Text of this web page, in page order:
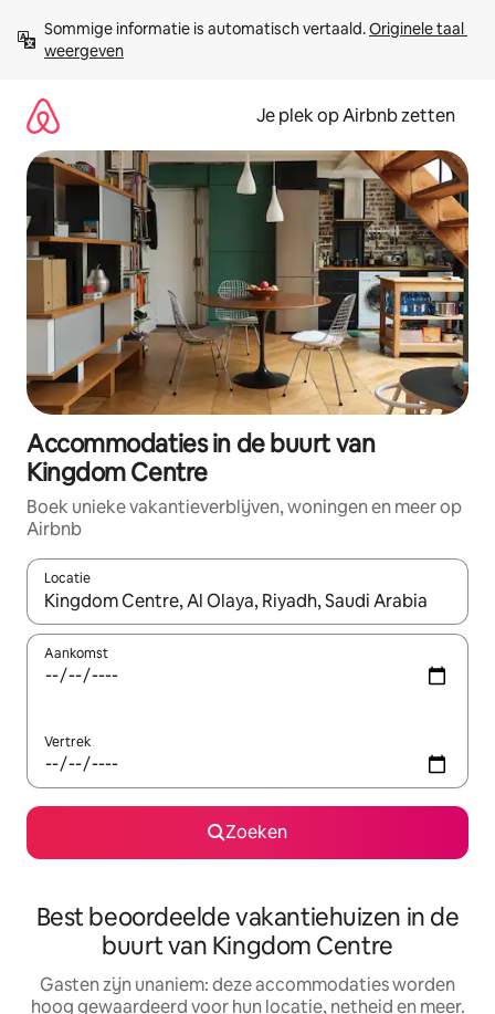
direct
naar
Sommige informatie is automatisch vertaald. Originele taal
weergeven
Je plek op Airbnb zetten
Accommodaties in de buurt van
Kingdom Centre
Boek unieke vakantieverblijven, woningen en meer op
Airbnb
Locatie
Wanneer er resultaten beschikbaar zijn, maak je een keuze
Aankomst
Vertrek
Zoeken
Best beoordeelde vakantiehuizen in de
buurt van Kingdom Centre
Gasten zijn unaniem: deze accommodaties worden
hoog gewaardeerd voor hun locatie, netheid en meer.